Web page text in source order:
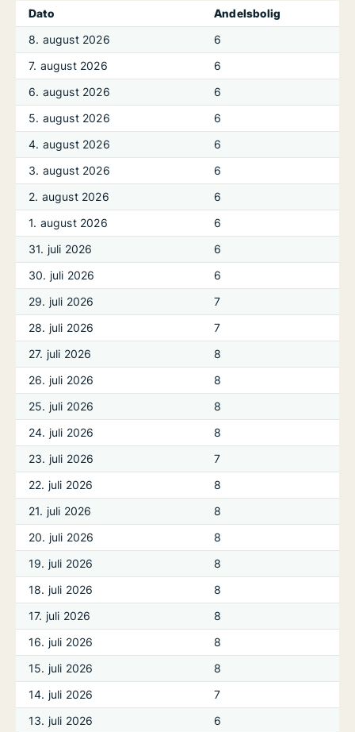
Dato
Andelsbolig
8. august 2026
6
7. august 2026
6
6. august 2026
6
5. august 2026
6
4. august 2026
6
3. august 2026
6
2. august 2026
6
1. august 2026
6
31. juli 2026
6
30. juli 2026
6
29. juli 2026
7
28. juli 2026
7
27. juli 2026
8
26. juli 2026
8
25. juli 2026
8
24. juli 2026
8
23. juli 2026
7
22. juli 2026
8
21. juli 2026
8
20. juli 2026
8
19. juli 2026
8
18. juli 2026
8
17. juli 2026
8
16. juli 2026
8
15. juli 2026
8
14. juli 2026
7
13. juli 2026
6